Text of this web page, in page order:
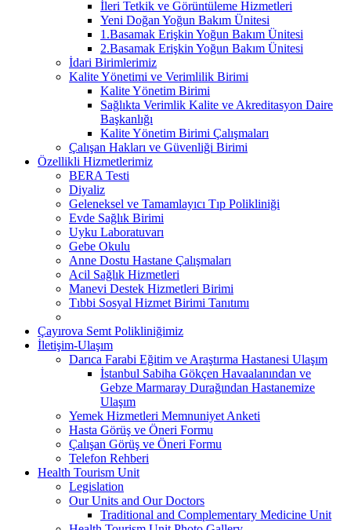
İleri Tetkik ve Görüntüleme Hizmetleri
Yeni Doğan Yoğun Bakım Ünitesi
1.Basamak Erişkin Yoğun Bakım Ünitesi
2.Basamak Erişkin Yoğun Bakım Ünitesi
İdari Birimlerimiz
Kalite Yönetimi ve Verimlilik Birimi
Kalite Yönetim Birimi
Sağlıkta Verimlik Kalite ve Akreditasyon Daire
Başkanlığı
Kalite Yönetim Birimi Çalışmaları
Çalışan Hakları ve Güvenliği Birimi
Özellikli Hizmetlerimiz
BERA Testi
Diyaliz
Geleneksel ve Tamamlayıcı Tıp Polikliniği
Evde Sağlık Birimi
Uyku Laboratuvarı
Gebe Okulu
Anne Dostu Hastane Çalışmaları
Acil Sağlık Hizmetleri
Manevi Destek Hizmetleri Birimi
Tıbbi Sosyal Hizmet Birimi Tanıtımı
Çayırova Semt Polikliniğimiz
İletişim-Ulaşım
Darıca Farabi Eğitim ve Araştırma Hastanesi Ulaşım
İstanbul Sabiha Gökçen Havaalanından ve
Gebze Marmaray Durağından Hastanemize
Ulaşım
Yemek Hizmetleri Memnuniyet Anketi
Hasta Görüş ve Öneri Formu
Çalışan Görüş ve Öneri Formu
Telefon Rehberi
Health Tourism Unit
Legislation
Our Units and Our Doctors
Traditional and Complementary Medicine Unit